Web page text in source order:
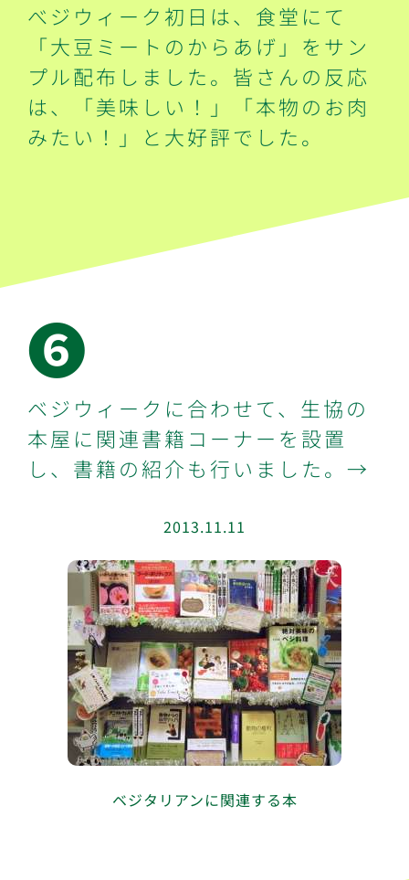
べジウィーク初日は、食堂にて
「大豆ミートのからあげ」をサン
プル配布しました。皆さんの反応
は、「美味しい！」「本物のお肉
みたい！」と大好評でした。
➏
ベジウィークに合わせて、生協の
本屋に関連書籍コーナーを設置
し、書籍の紹介も行いました。→
2013.11.11
ベジタリアンに関連する本